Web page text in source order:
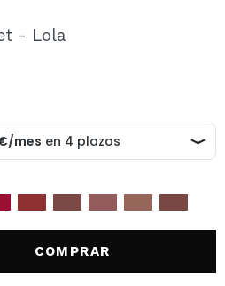
podrás realizar
revisar el estado de tus
anteriores.
CUENTA
- Lola
COMPRAR